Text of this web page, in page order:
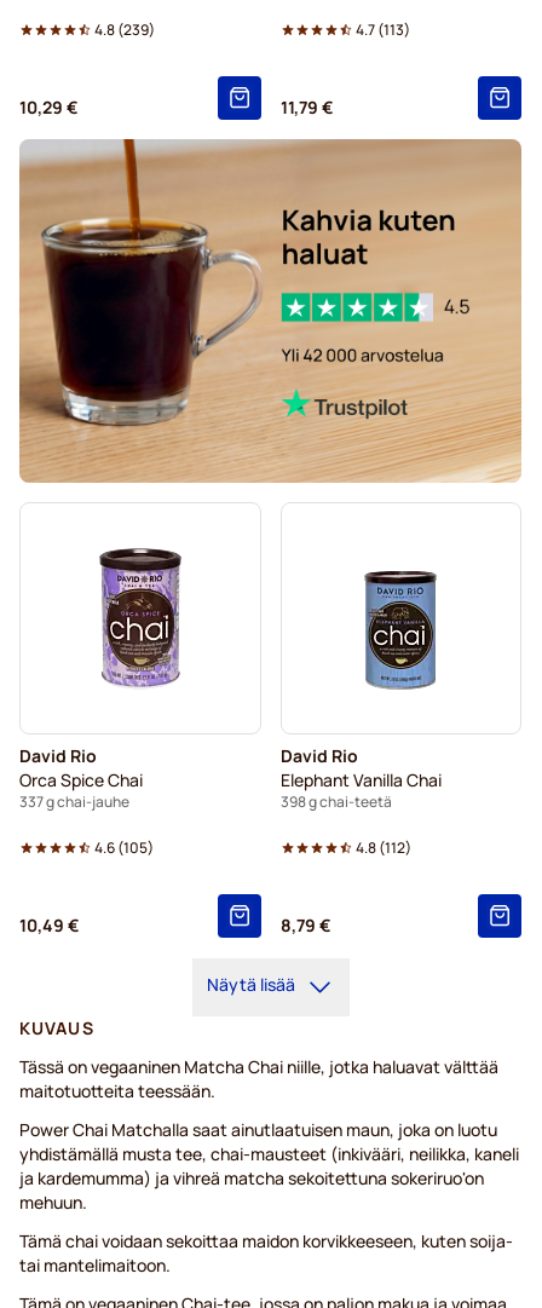
4.8(239)
10,29 €
4.7(113)
11,79 €
David Rio
Orca Spice Chai
337 g chai-jauhe
4.6(105)
10,49 €
David Rio
Elephant Vanilla Chai
398 g chai-teetä
4.8(112)
8,79 €
Näytä lisää
KUVAUS
Tässä on vegaaninen Matcha Chai niille, jotka haluavat välttää
maitotuotteita teessään.
Power Chai Matchalla saat ainutlaatuisen maun, joka on luotu
yhdistämällä musta tee, chai-mausteet (inkivääri, neilikka, kaneli
ja kardemumma) ja vihreä matcha sekoitettuna sokeriruo'on
mehuun.
Tämä chai voidaan sekoittaa maidon korvikkeeseen, kuten soija-
tai mantelimaitoon.